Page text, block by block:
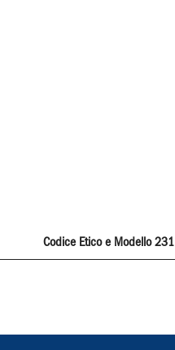
Codice Etico e Modello 231